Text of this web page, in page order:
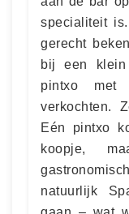
specialiteit
gerecht
bij een
pintxo met
verkochten.
Eén pintxo
koopje,
natuurlijk